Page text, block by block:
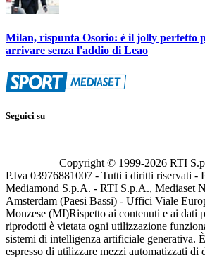
Milan, rispunta Osorio: è il jolly perfetto
arrivare senza l'addio di Leao
Seguici su
Copyright © 1999-2026 RTI
P.Iva 03976881007 - Tutti i diritti riservati -
Mediamond S.p.A. - RTI S.p.A., Mediaset
Amsterdam (Paesi Bassi) - Uffici Viale
Monzese (MI)Rispetto ai contenuti e ai dati
riprodotti è vietata ogni utilizzazione
sistemi di intelligenza artificiale generativa.
espresso di utilizzare mezzi automatizzati di